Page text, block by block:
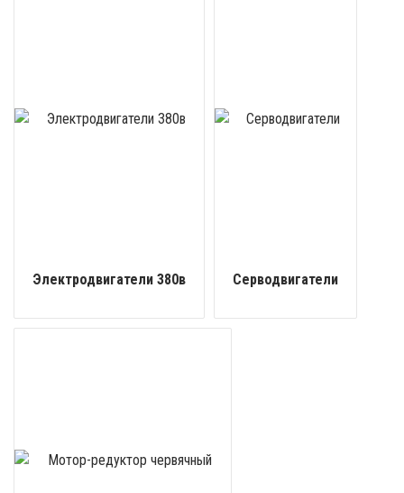
Электродвигатели 380в Серводвигатели